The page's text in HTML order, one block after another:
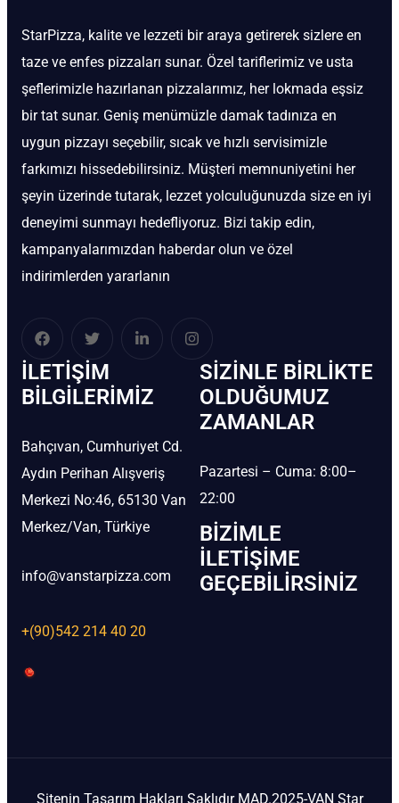
StarPizza, kalite ve lezzeti bir araya getirerek sizlere en
taze ve enfes pizzaları sunar. Özel tariflerimiz ve usta
şeflerimizle hazırlanan pizzalarımız, her lokmada eşsiz
bir tat sunar. Geniş menümüzle damak tadınıza en
uygun pizzayı seçebilir, sıcak ve hızlı servisimizle
farkımızı hissedebilirsiniz. Müşteri memnuniyetini her
şeyin üzerinde tutarak, lezzet yolculuğunuzda size en iyi
deneyimi sunmayı hedefliyoruz. Bizi takip edin,
kampanyalarımızdan haberdar olun ve özel
indirimlerden yararlanın
İLETIŞIM
BİLGILERIMIZ
Bahçıvan, Cumhuriyet Cd.
Aydın Perihan Alışveriş
Merkezi No:46, 65130 Van
Merkez/Van, Türkiye
info@vanstarpizza.com
+(90)542 214 40 20
SIZINLE BIRLIKTE
OLDUĞUMUZ
ZAMANLAR
Pazartesi – Cuma: 8:00–
22:00
BIZIMLE
İLETIŞIME
GEÇEBILIRSINIZ
Sitenin Tasarım Hakları Saklıdır MAD.2025-VAN Star